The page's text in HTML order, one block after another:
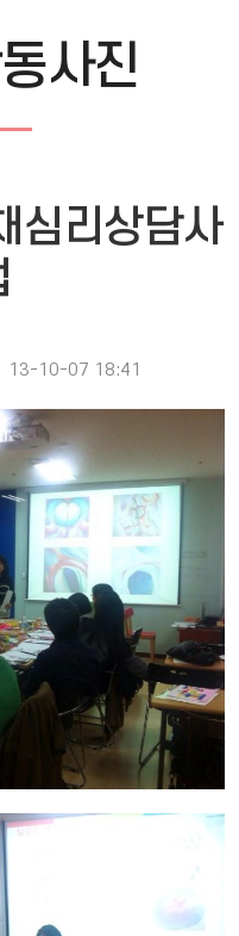
사진
심리상담사
13-10-07 18:41